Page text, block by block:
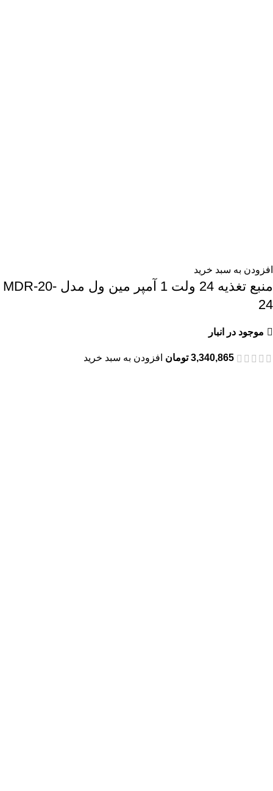
افزودن به سبد خرید
منبع تغذیه 24 ولت 1 آمپر مین ول مدل MDR-20-
24
موجود در انبار
3,340,865 تومان افزودن به سبد خرید